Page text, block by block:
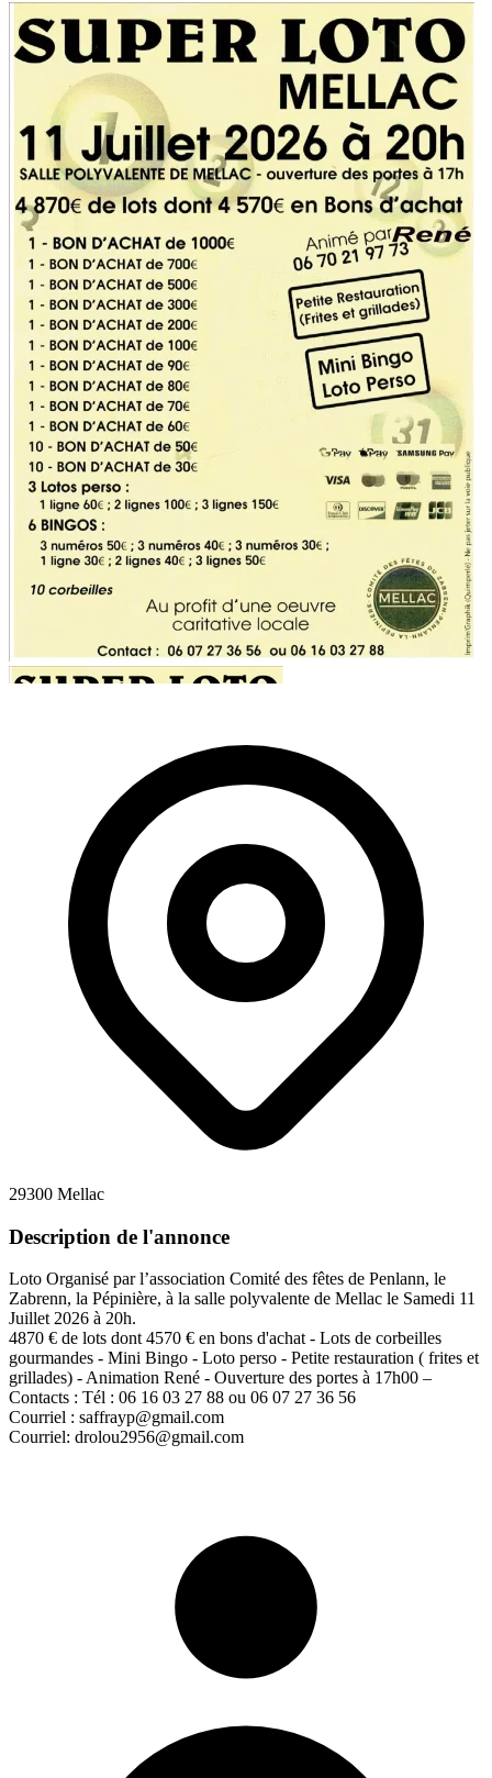
29300 Mellac
Description de l'annonce
Loto Organisé par l’association Comité des fêtes de Penlann, le
Zabrenn, la Pépinière, à la salle polyvalente de Mellac le Samedi 11
Juillet 2026 à 20h.
4870 € de lots dont 4570 € en bons d'achat - Lots de corbeilles
gourmandes - Mini Bingo - Loto perso - Petite restauration ( frites et
grillades) - Animation René - Ouverture des portes à 17h00 –
Contacts : Tél : 06 16 03 27 88 ou 06 07 27 36 56
Courriel : saffrayp@gmail.com
Courriel: drolou2956@gmail.com